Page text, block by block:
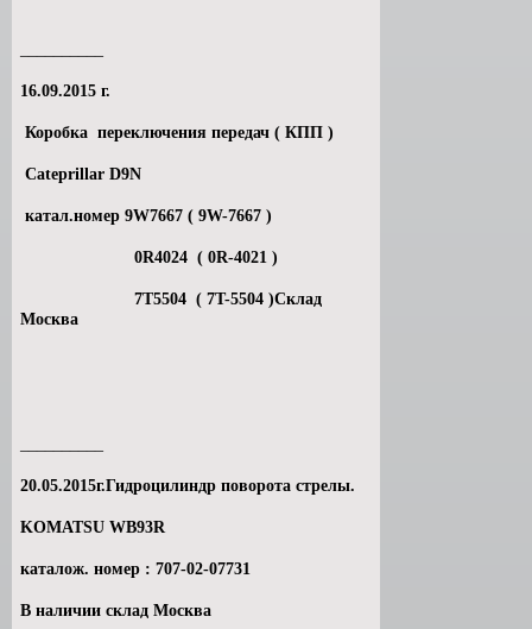
16.09.2015 г.
Коробка переключения передач ( КПП )
Cateprillar D9N
катал.номер 9W7667 ( 9W-7667 )
0R4024 ( 0R-4021 )
7T5504 ( 7T-5504 )Склад
Москва
20.05.2015г.Гидроцилиндр поворота стрелы.
KOMATSU WB93R
каталож. номер : 707-02-07731
В наличии склад Москва